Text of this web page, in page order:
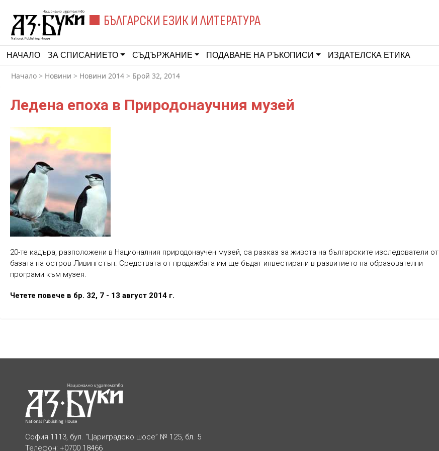
БЪЛГАРСКИ ЕЗИК И ЛИТЕРАТУРА
НАЧАЛО ЗА СПИСАНИЕТО СЪДЪРЖАНИЕ ПОДАВАНЕ НА РЪКОПИСИ ИЗДАТЕЛСКА ЕТИКА
Начало > Новини > Новини 2014 > Брой 32, 2014
Ледена епоха в Природонаучния музей
20-те кадъра, разположени в Националния природонаучен музей, са разказ за живота на българските изследователи от
базата на остров Ливингстън. Средствата от продажбата им ще бъдат инвестирани в развитието на образователни
програми към музея.
Четете повече в бр. 32, 7 - 13 август 2014 г.
София 1113, бул. “Цариградско шосе” № 125, бл. 5
Телефон: +0700 18466